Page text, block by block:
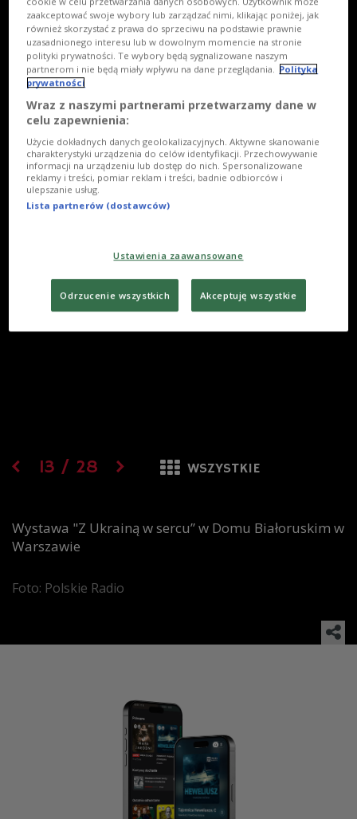
13 / 28 WSZYSTKIE
Wystawa "Z Ukrainą w sercu” w Domu Białoruskim w
Warszawie
Foto: Polskie Radio
zaakceptować swoje wybory lub zarządzać nimi, klikając poniżej, jak
również skorzystać z prawa do sprzeciwu na podstawie prawnie
uzasadnionego interesu lub w dowolnym momencie na stronie
polityki prywatności. Te wybory będą sygnalizowane naszym
partnerom i nie będą miały wpływu na dane przeglądania.
Polityka
prywatności
Wraz z naszymi partnerami przetwarzamy dane w
celu zapewnienia:
Użycie dokładnych danych geolokalizacyjnych. Aktywne skanowanie
charakterystyki urządzenia do celów identyfikacji. Przechowywanie
informacji na urządzeniu lub dostęp do nich. Spersonalizowane
reklamy i treści, pomiar reklam i treści, badnie odbiorców i
ulepszanie usług.
Lista partnerów (dostawców)
Ustawienia zaawansowane
Odrzucenie wszystkich Akceptuję wszystkie